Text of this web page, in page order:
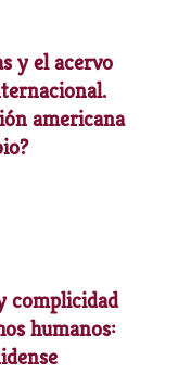
y el acervo
americana
complicidad
humanos: